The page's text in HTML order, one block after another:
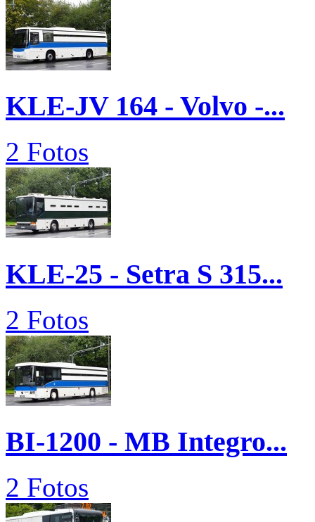
KLE-JV 164 - Volvo -...
2 Fotos
KLE-25 - Setra S 315...
2 Fotos
BI-1200 - MB Integro...
2 Fotos